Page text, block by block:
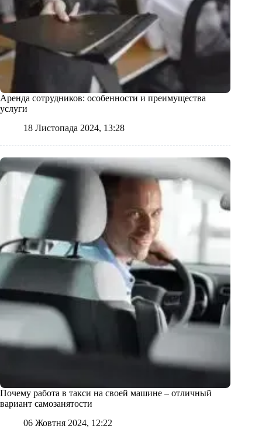
Аренда сотрудников: особенности и преимущества
услуги
18 Листопада 2024, 13:28
Почему работа в такси на своей машине – отличный
вариант самозанятости
06 Жовтня 2024, 12:22